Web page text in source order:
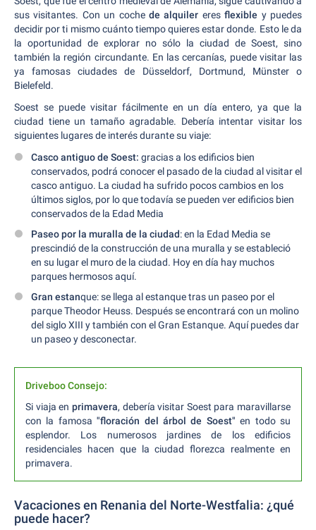
sus visitantes. Con un coche de alquiler eresflexible y puedes
decidir por ti mismo cuánto tiempo quieres estar donde. Esto le da
la oportunidad de explorar no sólo la ciudad de Soest, sino
también la región circundante. En las cercanías, puede visitar las
ya famosas ciudades de Düsseldorf, Dortmund, Münster o
Bielefeld.
Soest se puede visitar fácilmente en un día entero, ya que la
ciudad tiene un tamaño agradable. Debería intentar visitar los
siguientes lugares de interés durante su viaje:
Casco antiguo de Soest: gracias a los edificios bien
conservados, podrá conocer el pasado de la ciudad al visitar el
casco antiguo. La ciudad ha sufrido pocos cambios en los
últimos siglos, por lo que todavía se pueden ver edificios bien
conservados de la Edad Media
Paseo por la muralla de la ciudad: en la Edad Media se
prescindió de la construcción de una muralla y se estableció
en su lugar el muro de la ciudad. Hoy en día hay muchos
parques hermosos aquí.
Gran estanque: se llega al estanque tras un paseo por el
parque Theodor Heuss. Después se encontrará con un molino
del siglo XIII y también con el Gran Estanque. Aquí puedes dar
un paseo y desconectar.
Driveboo Consejo:
Si viaja en primavera, debería visitar Soest para maravillarse
con la famosa"floración del árbol de Soest" en todo su
esplendor. Los numerosos jardines de los edificios
residenciales hacen que la ciudad florezca realmente en
primavera.
Vacaciones en Renania del Norte-Westfalia: ¿qué
puede hacer?